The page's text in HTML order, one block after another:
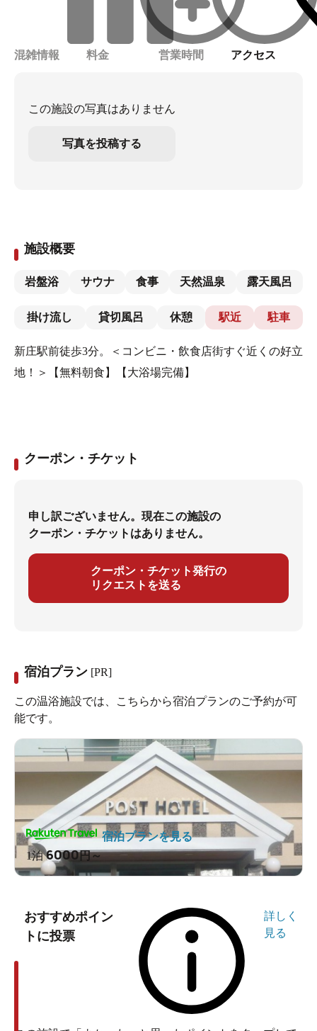
混雑情報 料金 営業時間 アクセス
この施設の写真はありません
写真を投稿する
施設概要
岩盤浴 サウナ 食事 天然温泉 露天風呂
掛け流し 貸切風呂 休憩 駅近 駐車
新庄駅前徒歩3分。＜コンビニ・飲食店街すぐ近くの好立
地！＞【無料朝食】【大浴場完備】
クーポン・チケット
申し訳ございません。現在この施設の
クーポン・チケットはありません。
クーポン・チケット発行の
リクエストを送る
宿泊プラン [PR]
この温浴施設では、こちらから宿泊プランのご予約が可
能です。
1泊6000円～
宿泊プランを見る
おすすめポイン
トに投票
詳しく
見る